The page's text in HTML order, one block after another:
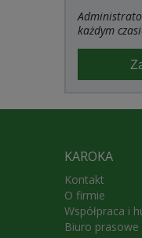
każdym
KAROKA
Kontakt
O firmie
Współpraca i
Biuro prasowe